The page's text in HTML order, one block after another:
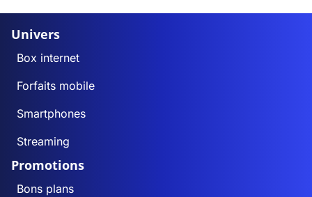
Univers
Box internet
Forfaits mobile
Smartphones
Streaming
Promotions
Bons plans